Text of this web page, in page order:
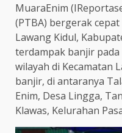
MuaraEnim
(PTBA) bergerak
Lawang Kidul,
terdampak banjir pada
wilayah di Kecamatan
banjir, di antaranya
Enim, Desa Lingga,
Klawas, Kelurahan